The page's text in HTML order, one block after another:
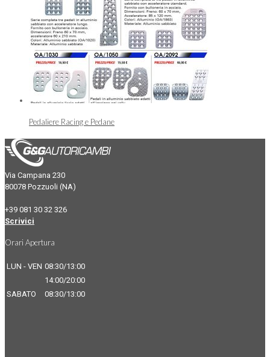
Pedaliere Racing e Pedane
Via Campana 230
80078 Pozzuoli (NA)
+39 081 30 32 326
Scrivici
Orari Apertura
LUN - VEN 08:30/13:00
14:00/20:00
SABATO
08:30/13:00